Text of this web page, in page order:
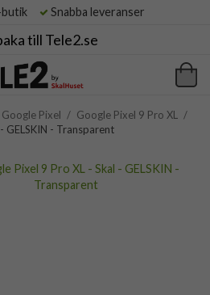
butik Snabba leveranser
till Tele2.se
Google Pixel / Google Pixel 9 Pro XL
/
GELSKIN - Transparent